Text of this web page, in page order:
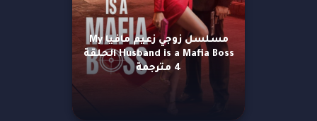
مسلسل زوجي زعيم مافيا My
Husband is a Mafia Boss الحلقة
4 مترجمة